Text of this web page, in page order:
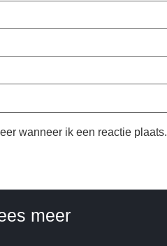
wanneer ik een reactie plaats.
meer